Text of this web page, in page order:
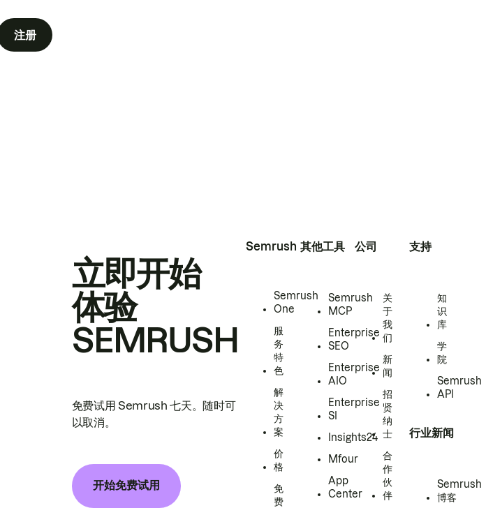
注册
立即开始
体验
SEMRUSH
免费试用 Semrush 七天。随时可
以取消。
开始免费试用
Semrush
Semrush
One
服
务
特
色
解
决
方
案
价
格
免
费
其他工具
Semrush
MCP
Enterprise
SEO
Enterprise
AIO
Enterprise
SI
Insights24
Mfour
App
Center
公司
关
于
我
们
新
闻
招
贤
纳
士
合
作
伙
伴
支持
知
识
库
学
院
Semrush
API
行业新闻
Semrush
博客